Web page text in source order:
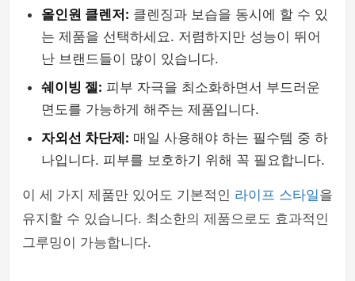
올인원 클렌저: 클렌징과 보습을 동시에 할 수 있
는 제품을 선택하세요. 저렴하지만 성능이 뛰어
난 브랜드들이 많이 있습니다.
쉐이빙 젤: 피부 자극을 최소화하면서 부드러운
면도를 가능하게 해주는 제품입니다.
자외선 차단제: 매일 사용해야 하는 필수템 중 하
나입니다. 피부를 보호하기 위해 꼭 필요합니다.
이 세 가지 제품만 있어도 기본적인 라이프 스타일을
유지할 수 있습니다. 최소한의 제품으로도 효과적인
그루밍이 가능합니다.